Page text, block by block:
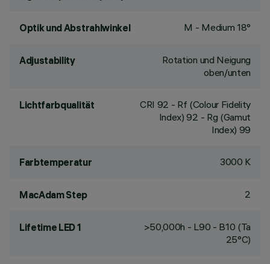
Optik und Abstrahlwinkel M - Medium 18°
Adjustability
Rotation und Neigung
oben/unten
Lichtfarbqualität CRI 92 - Rf (Colour Fidelity
Index) 92 - Rg (Gamut
Index) 99
Farbtemperatur 3000 K
MacAdam Step 2
Lifetime LED 1
>50,000h - L90 - B10 (Ta
25°C)